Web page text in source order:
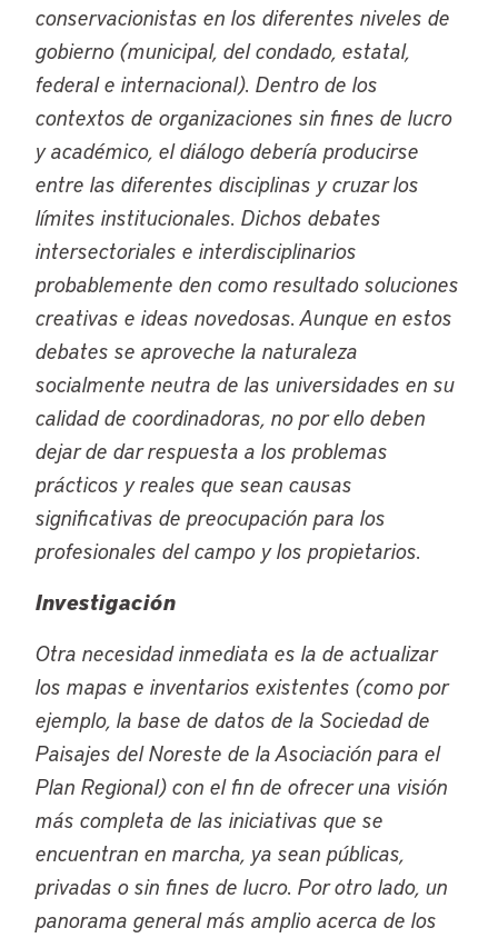
conservacionistas en los diferentes niveles de
gobierno (municipal, del condado, estatal,
federal e internacional). Dentro de los
contextos de organizaciones sin fines de lucro
y académico, el diálogo debería producirse
entre las diferentes disciplinas y cruzar los
límites institucionales. Dichos debates
intersectoriales e interdisciplinarios
probablemente den como resultado soluciones
creativas e ideas novedosas. Aunque en estos
debates se aproveche la naturaleza
socialmente neutra de las universidades en su
calidad de coordinadoras, no por ello deben
dejar de dar respuesta a los problemas
prácticos y reales que sean causas
significativas de preocupación para los
profesionales del campo y los propietarios.
Investigación
Otra necesidad inmediata es la de actualizar
los mapas e inventarios existentes (como por
ejemplo, la base de datos de la Sociedad de
Paisajes del Noreste de la Asociación para el
Plan Regional) con el fin de ofrecer una visión
más completa de las iniciativas que se
encuentran en marcha, ya sean públicas,
privadas o sin fines de lucro. Por otro lado, un
panorama general más amplio acerca de los